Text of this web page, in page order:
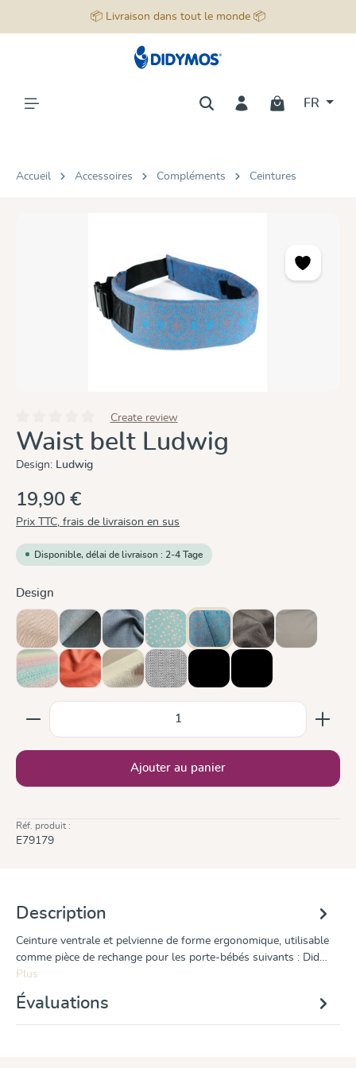
📦 Livraison dans tout le monde 📦
FR
Accueil Accessoires Compléments Ceintures
Note moyenne de 0 sur 5 étoiles
Create review
Waist belt Ludwig
Design: Ludwig
19,90 €
Prix TTC, frais de livraison en sus
Disponible, délai de livraison : 2-4 Tage
Sélectionnez
Design
CinnamonDoubleface Anthracite
Graphit Hope
(Cette option n'est pas disponible pour le
Ludwig Mocca Olive
Prima AuroraRusty RedSand Silver black, ergonomicblack, straight
Quantité de produit : Entrez la quantité souhaitée
Ajouter au panier
Réf. produit :
E79179
Description
Ceinture ventrale et pelvienne de forme ergonomique, utilisable
comme pièce de rechange pour les porte-bébés suivants : Did…
Plus
Évaluations